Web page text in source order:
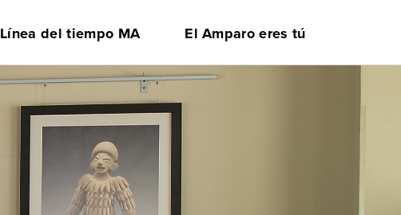
Línea del tiempo MA El Amparo eres tú